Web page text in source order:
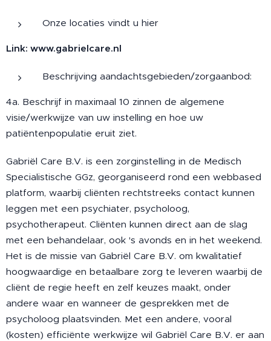
Onze locaties vindt u hier
Link: www.gabrielcare.nl
Beschrijving aandachtsgebieden/zorgaanbod:
4a. Beschrijf in maximaal 10 zinnen de algemene
visie/werkwijze van uw instelling en hoe uw
patiëntenpopulatie eruit ziet.
Gabriël Care B.V. is een zorginstelling in de Medisch
Specialistische GGz, georganiseerd rond een webbased
platform, waarbij cliënten rechtstreeks contact kunnen
leggen met een psychiater, psycholoog,
psychotherapeut. Cliënten kunnen direct aan de slag
met een behandelaar, ook 's avonds en in het weekend.
Het is de missie van Gabriël Care B.V. om kwalitatief
hoogwaardige en betaalbare zorg te leveren waarbij de
cliënt de regie heeft en zelf keuzes maakt, onder
andere waar en wanneer de gesprekken met de
psycholoog plaatsvinden. Met een andere, vooral
(kosten) efficiënte werkwijze wil Gabriël Care B.V. er aan